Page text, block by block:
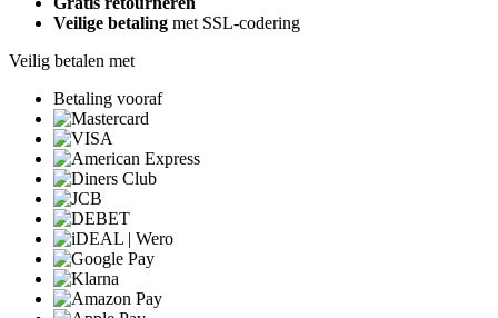
Veilige betaling met SSL-codering
Veilig betalen met
Betaling vooraf